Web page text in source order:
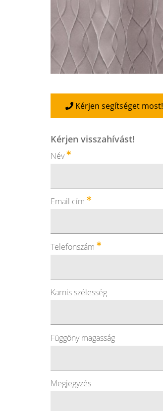
Kérjen segítséget most!
Kérjen visszahívást!
Név
Email cím
Telefonszám
Karnis szélesség
Függöny magasság
Megjegyzés